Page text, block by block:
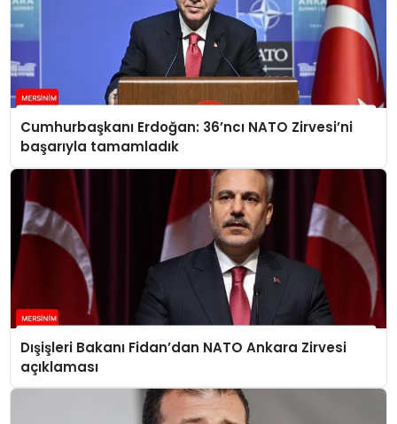
Cumhurbaşkanı Erdoğan: 36’ncı NATO Zirvesi’ni
başarıyla tamamladık
Dışişleri Bakanı Fidan’dan NATO Ankara Zirvesi
açıklaması